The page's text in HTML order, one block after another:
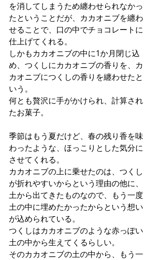
を消してしまうため纏わせられなかっ
たということだが、カカオニブを纏わ
せることで、口の中でチョコレートに
仕上げてくれる。
しかもカカオニブの中に1か月閉じ込
め、つくしにカカオニブの香りを、カ
カオニブにつくしの香りを纏わせたと
いう。
何とも贅沢に手がかけられ、計算され
たお菓子。
季節はもう夏だけど、春の残り香を味
わったような、ほっこりとした気分に
させてくれる。
カカオニブの上に乗せたのは、つくし
が折れやすいからという理由の他に、
土から出てきたものなので、もう一度
土の中に埋めたかったからという想い
が込められている。
つくしはカカオニブのような赤っぽい
土の中から生えてくるらしい。
そのカカオニブの土の中から、もう一